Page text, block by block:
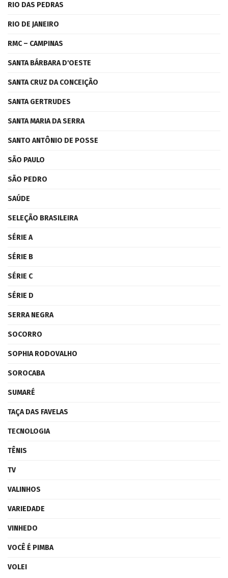
RIO DAS PEDRAS
RIO DE JANEIRO
RMC – CAMPINAS
SANTA BÁRBARA D'OESTE
SANTA CRUZ DA CONCEIÇÃO
SANTA GERTRUDES
SANTA MARIA DA SERRA
SANTO ANTÔNIO DE POSSE
SÃO PAULO
SÃO PEDRO
SAÚDE
SELEÇÃO BRASILEIRA
SÉRIE A
SÉRIE B
SÉRIE C
SÉRIE D
SERRA NEGRA
SOCORRO
SOPHIA RODOVALHO
SOROCABA
SUMARÉ
TAÇA DAS FAVELAS
TECNOLOGIA
TÊNIS
TV
VALINHOS
VARIEDADE
VINHEDO
VOCÊ É PIMBA
VOLEI